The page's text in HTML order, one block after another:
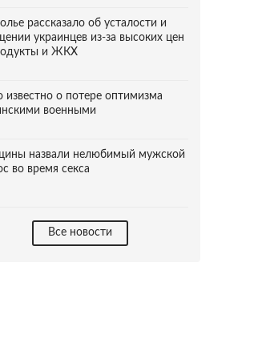
рассказало об усталости и
украинцев из-за высоких цен
и ЖКХ
известно о потере оптимизма
военными
назвали нелюбимый мужской
во время секса
Все новости